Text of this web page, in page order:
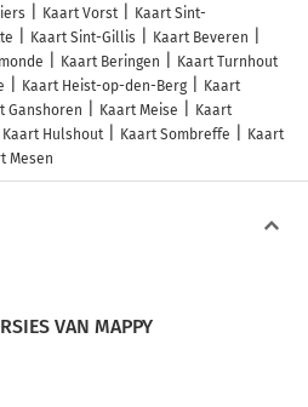
Kaart Vorst
Kaart Sint-
Kaart Sint-Gillis
Kaart Beveren
Kaart Beringen
Kaart Turnhout
Kaart Heist-op-den-Berg
Kaart
Ganshoren Kaart Meise
Kaart
Kaart Hulshout Kaart Sombreffe
Kaart
Mesen
VAN MAPPY